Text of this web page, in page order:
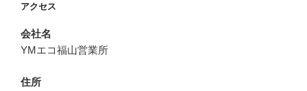
アクセス
会社名
YMエコ福山営業所
住所